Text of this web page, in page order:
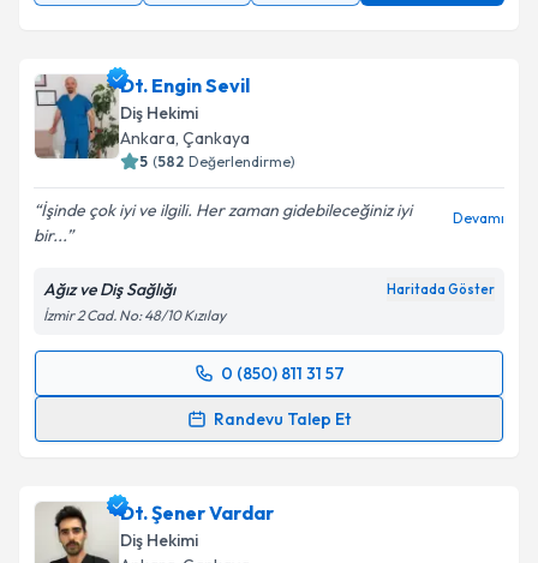
Dt. Engin Sevil
Diş Hekimi
Ankara, Çankaya
5 (582 Değerlendirme)
İşinde çok iyi ve ilgili. Her zaman gidebileceğiniz iyi
bir...
Devamı
Ağız ve Diş Sağlığı Haritada Göster
İzmir 2 Cad. No: 48/10 Kızılay
0 (850) 811 31 57
Randevu Talep Et
Randevu Takvimi Talebi
hazırlandığında e-posta ile bilgilendireceğiz.
Dt. Şener Vardar
Diş Hekimi